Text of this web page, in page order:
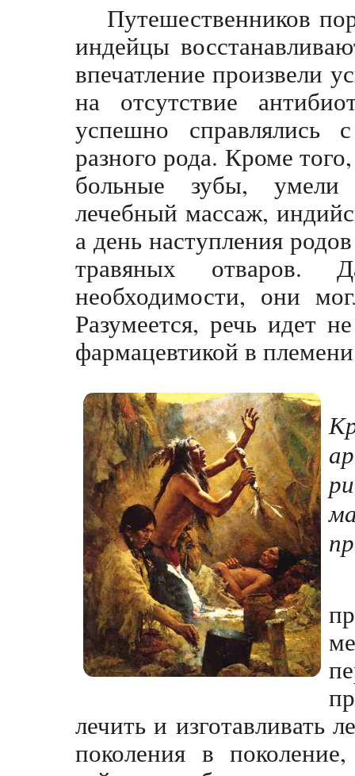
Путешественников
индейцы
впечатление произвели
на отсутствие
успешно справлялись
разного рода. Кроме
больные зубы, умели
лечебный массаж,
а день наступления
травяных
необходимости, они
Разумеется, речь идет
фармацевтикой в
лечить и изготавливать
поколения в